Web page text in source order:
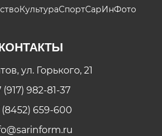
КультураСпортСарИнФото
ул. Горького, 21
(917) 982-81-37
(8452) 659-600